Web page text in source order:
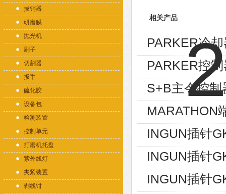
拔销器
研磨膜
抛光机
刷子
切割器
扳手
硫化胶
设备包
检测装置
控制单元
打磨机托盘
紫外线灯
夹紧装置
剥线钳
相关产品
PARKER冷
PARKER控
S+B主令控
MARATHON
INGUN插针
INGUN插针
INGUN插针